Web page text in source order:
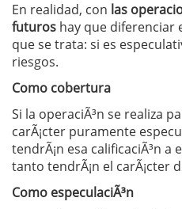
En realidad, con las
futuros hay que diferenciar
que se trata: si es
riesgos.
Como cobertura
Si la operaciÃ³n se realiza
carÃ¡cter puramente
tendrÃ¡n esa calificaciÃ³n a
tanto tendrÃ¡n el carÃ¡cter
Como especulaciÃ³n